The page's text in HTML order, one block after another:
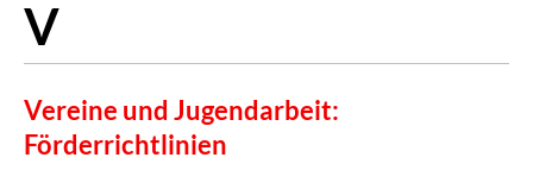
Vereine und Jugendarbeit:
Förderrichtlinien